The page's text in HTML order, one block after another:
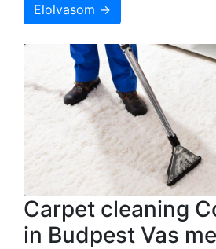
Elolvasom →
Carpet cleaning
in Budpest Vas